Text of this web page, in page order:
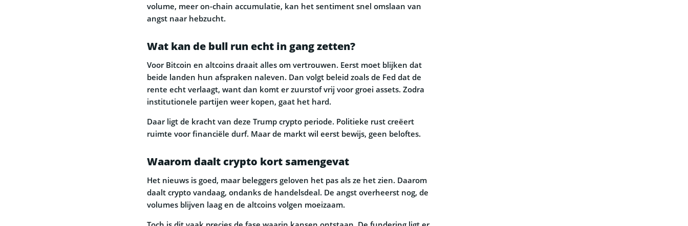
volume, meer on-chain accumulatie, kan het sentiment snel omslaan van
angst naar hebzucht.
Wat kan de bull run echt in gang zetten?
Voor Bitcoin en altcoins draait alles om vertrouwen. Eerst moet blijken dat
beide landen hun afspraken naleven. Dan volgt beleid zoals de Fed dat de
rente echt verlaagt, want dan komt er zuurstof vrij voor groei assets. Zodra
institutionele partijen weer kopen, gaat het hard.
Daar ligt de kracht van deze Trump crypto periode. Politieke rust creëert
ruimte voor financiële durf. Maar de markt wil eerst bewijs, geen beloftes.
Waarom daalt crypto kort samengevat
Het nieuws is goed, maar beleggers geloven het pas als ze het zien. Daarom
daalt crypto vandaag, ondanks de handelsdeal. De angst overheerst nog, de
volumes blijven laag en de altcoins volgen moeizaam.